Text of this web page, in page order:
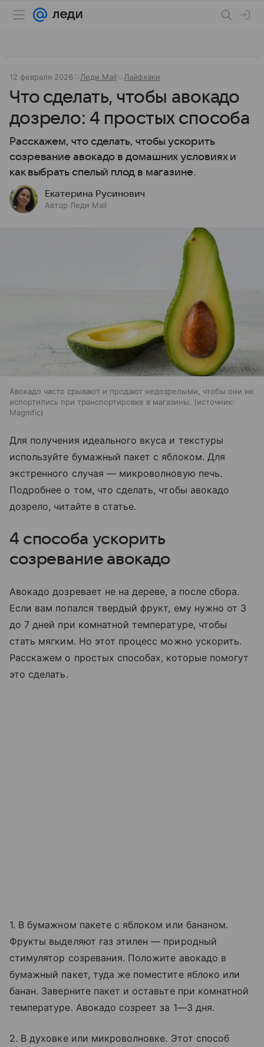
12 февраля 2026 Леди Mail Лайфхаки
Что сделать, чтобы авокадо
дозрело: 4 простых способа
Расскажем, что сделать, чтобы ускорить
созревание авокадо в домашних условиях и
как выбрать спелый плод в магазине.
Екатерина Русинович
Автор Леди Mail
Авокадо часто срывают и продают недозрелыми, чтобы они не
испортились при транспортировке в магазины.
источник:
Magnific
Для получения идеального вкуса и текстуры
используйте бумажный пакет с яблоком. Для
экстренного случая — микроволновую печь.
Подробнее о том, что сделать, чтобы авокадо
дозрело, читайте в статье.
4 способа ускорить
созревание авокадо
Авокадо дозревает не на дереве, а после сбора.
Если вам попался твердый фрукт, ему нужно от 3
до 7 дней при комнатной температуре, чтобы
стать мягким. Но этот процесс можно ускорить.
Расскажем о простых способах, которые помогут
это сделать.
1. В бумажном пакете с яблоком или бананом.
Фрукты выделяют газ этилен — природный
стимулятор созревания. Положите авокадо в
бумажный пакет, туда же поместите яблоко или
банан. Заверните пакет и оставьте при комнатной
температуре. Авокадо созреет за 1—3 дня.
2. В духовке или микроволновке. Этот способ